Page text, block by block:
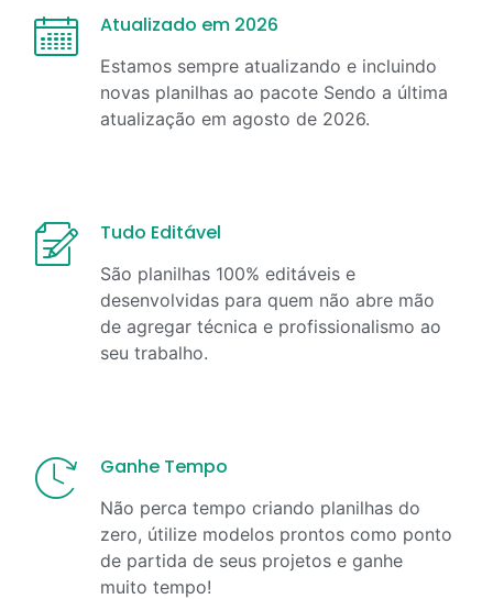
Atualizado em 2026
Estamos sempre atualizando e incluindo
novas planilhas ao pacote Sendo a última
atualização em agosto de 2026.
Tudo Editável
São planilhas 100% editáveis e
desenvolvidas para quem não abre mão
de agregar técnica e profissionalismo ao
seu trabalho.
Ganhe Tempo
Não perca tempo criando planilhas do
zero, útilize modelos prontos como ponto
de partida de seus projetos e ganhe
muito tempo!